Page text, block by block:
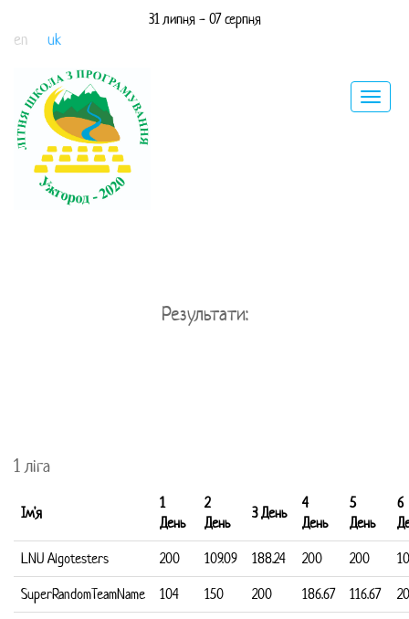
31 липня - 07 серпня
en uk
Toggle
Результати:
1 ліга
Ім'я
1
День
2
День
3 День
4
День
5
День
6
LNU Algotesters
200 109.09 188.24 200 200
SuperRandomTeamName
104 150 200 186.67 116.67